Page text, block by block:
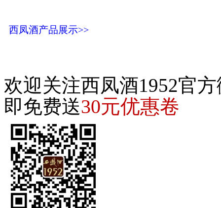
西凤酒产品展示>>
欢迎关注西凤酒1952官
即免费送30元优惠卷